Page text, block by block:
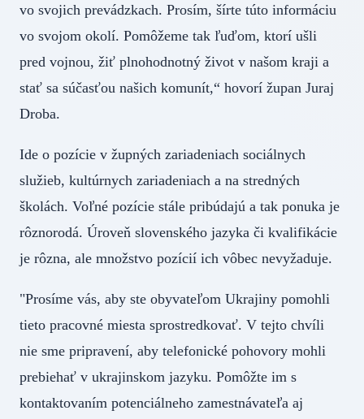
vo svojich prevádzkach. Prosím, šírte túto informáciu
vo svojom okolí. Pomôžeme tak ľuďom, ktorí ušli
pred vojnou, žiť plnohodnotný život v našom kraji a
stať sa súčasťou našich komunít,“ hovorí župan Juraj
Droba.
Ide o pozície v župných zariadeniach sociálnych
služieb, kultúrnych zariadeniach a na stredných
školách. Voľné pozície stále pribúdajú a tak ponuka je
rôznorodá. Úroveň slovenského jazyka či kvalifikácie
je rôzna, ale množstvo pozícií ich vôbec nevyžaduje.
"Prosíme vás, aby ste obyvateľom Ukrajiny pomohli
tieto pracovné miesta sprostredkovať. V tejto chvíli
nie sme pripravení, aby telefonické pohovory mohli
prebiehať v ukrajinskom jazyku. Pomôžte im s
kontaktovaním potenciálneho zamestnávateľa aj